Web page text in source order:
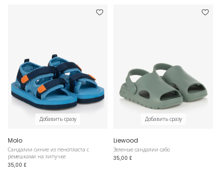
Добавить сразу
Molo
Сандалии синие из пенопласта с
ремешками на липучке
35,00 £
Добавить сразу
Liewood
Зеленые сандалии сабо
35,00 £